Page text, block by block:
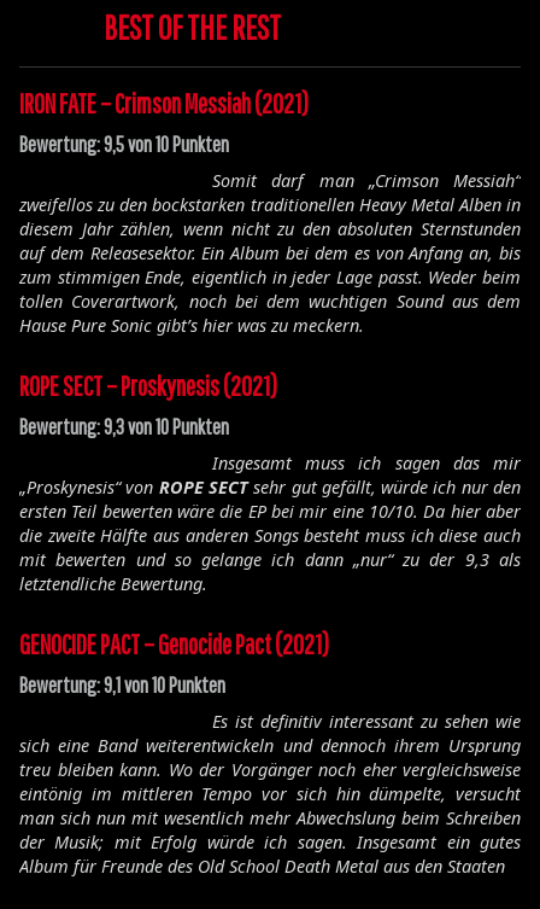
BEST OF THE REST
IRON FATE – Crimson Messiah (2021)
Bewertung: 9,5 von 10 Punkten
Somit darf man „Crimson Messiah“
zweifellos zu den bockstarken traditionellen Heavy Metal Alben in
diesem Jahr zählen, wenn nicht zu den absoluten Sternstunden
auf dem Releasesektor. Ein Album bei dem es von Anfang an, bis
zum stimmigen Ende, eigentlich in jeder Lage passt. Weder beim
tollen Coverartwork, noch bei dem wuchtigen Sound aus dem
Hause Pure Sonic gibt’s hier was zu meckern.
ROPE SECT – Proskynesis (2021)
Bewertung: 9,3 von 10 Punkten
Insgesamt muss ich sagen das mir
„Proskynesis“ von ROPE SECTsehr gut gefällt, würde ich nur den
ersten Teil bewerten wäre die EP bei mir eine 10/10. Da hier aber
die zweite Hälfte aus anderen Songs besteht muss ich diese auch
mit bewerten und so gelange ich dann „nur“ zu der 9,3 als
letztendliche Bewertung.
GENOCIDE PACT – Genocide Pact (2021)
Bewertung: 9,1 von 10 Punkten
Es ist definitiv interessant zu sehen wie
sich eine Band weiterentwickeln und dennoch ihrem Ursprung
treu bleiben kann. Wo der Vorgänger noch eher vergleichsweise
eintönig im mittleren Tempo vor sich hin dümpelte, versucht
man sich nun mit wesentlich mehr Abwechslung beim Schreiben
der Musik; mit Erfolg würde ich sagen. Insgesamt ein gutes
Album für Freunde des Old School Death Metal aus den Staaten